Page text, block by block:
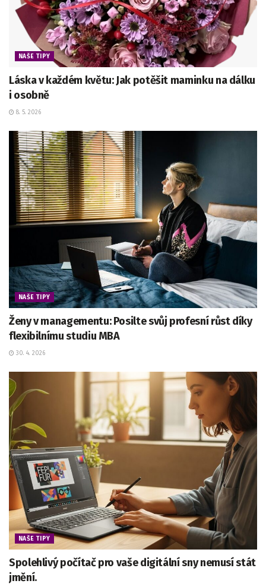
NAŠE TIPY
Láska v každém květu: Jak potěšit maminku na dálku
i osobně
8. 5. 2026
NAŠE TIPY
Ženy v managementu: Posilte svůj profesní růst díky
flexibilnímu studiu MBA
30. 4. 2026
NAŠE TIPY
Spolehlivý počítač pro vaše digitální sny nemusí stát
jmění.